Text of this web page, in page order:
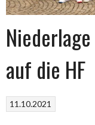
auf die HF
11.10.2021